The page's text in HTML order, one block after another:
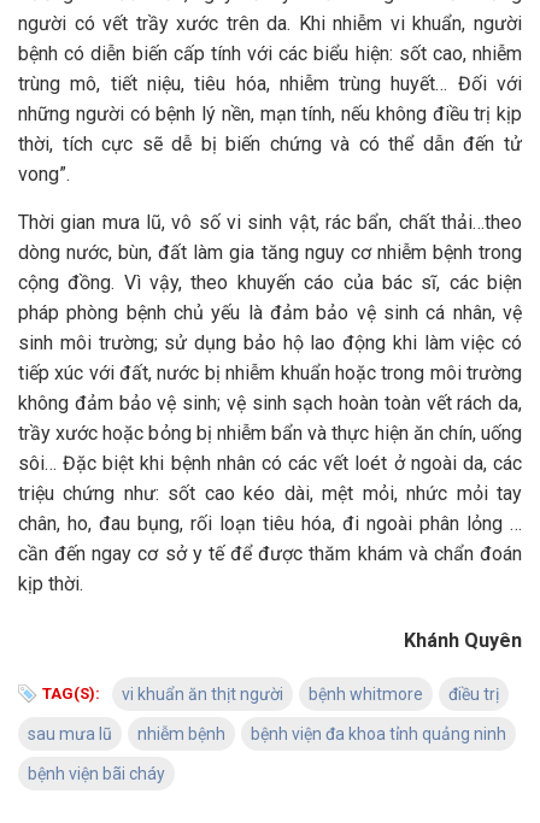
người có vết trầy xước trên da. Khi nhiễm vi khuẩn, người
bệnh có diễn biến cấp tính với các biểu hiện: sốt cao, nhiễm
trùng mô, tiết niệu, tiêu hóa, nhiễm trùng huyết… Đối với
những người có bệnh lý nền, mạn tính, nếu không điều trị kịp
thời, tích cực sẽ dễ bị biến chứng và có thể dẫn đến tử
vong”.
Thời gian mưa lũ, vô số vi sinh vật, rác bẩn, chất thải…theo
dòng nước, bùn, đất làm gia tăng nguy cơ nhiễm bệnh trong
cộng đồng. Vì vậy, theo khuyến cáo của bác sĩ, các biện
pháp phòng bệnh chủ yếu là đảm bảo vệ sinh cá nhân, vệ
sinh môi trường; sử dụng bảo hộ lao động khi làm việc có
tiếp xúc với đất, nước bị nhiễm khuẩn hoặc trong môi trường
không đảm bảo vệ sinh; vệ sinh sạch hoàn toàn vết rách da,
trầy xước hoặc bỏng bị nhiễm bẩn và thực hiện ăn chín, uống
sôi… Đặc biệt khi bệnh nhân có các vết loét ở ngoài da, các
triệu chứng như: sốt cao kéo dài, mệt mỏi, nhức mỏi tay
chân, ho, đau bụng, rối loạn tiêu hóa, đi ngoài phân lỏng …
cần đến ngay cơ sở y tế để được thăm khám và chẩn đoán
kịp thời.
Khánh Quyên
TAG(S): vi khuẩn ăn thịt người bệnh whitmore điều trị
sau mưa lũ nhiễm bệnh bệnh viện đa khoa tỉnh quảng ninh
bệnh viện bãi cháy